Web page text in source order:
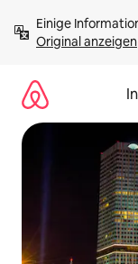
Inhalten
springenOriginal anzeigen